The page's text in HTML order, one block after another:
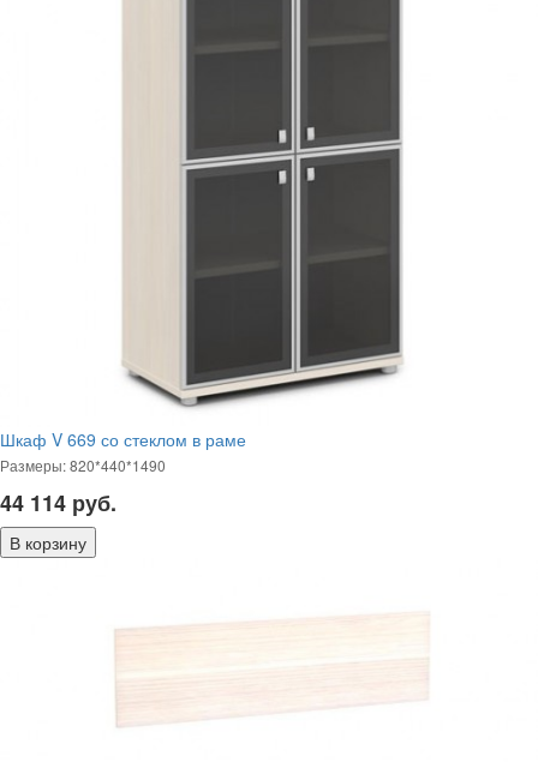
Шкаф V 669 со стеклом в раме
Размеры: 820*440*1490
44 114 руб.